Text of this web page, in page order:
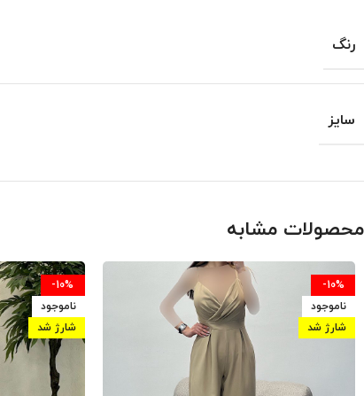
رنگ
سایز
محصولات مشابه
-10%
ناموجود
شارژ شد
-10%
ناموجود
شارژ شد